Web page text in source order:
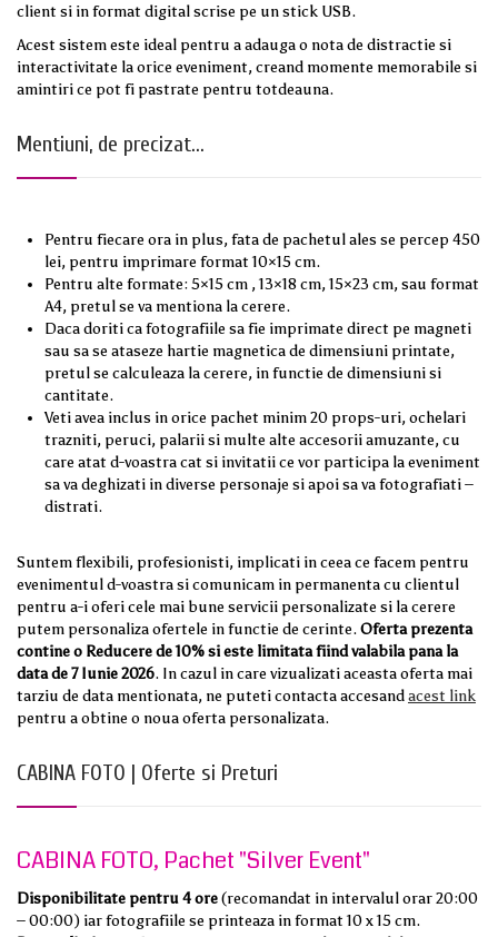
client si in format digital scrise pe un stick USB.
Acest sistem este ideal pentru a adauga o nota de distractie si
interactivitate la orice eveniment, creand momente memorabile si
amintiri ce pot fi pastrate pentru totdeauna.
Mentiuni, de precizat...
Pentru fiecare ora in plus, fata de pachetul ales se percep 450
lei, pentru imprimare format 10×15 cm.
Pentru alte formate: 5×15 cm , 13×18 cm, 15×23 cm, sau format
A4, pretul se va mentiona la cerere.
Daca doriti ca fotografiile sa fie imprimate direct pe magneti
sau sa se ataseze hartie magnetica de dimensiuni printate,
pretul se calculeaza la cerere, in functie de dimensiuni si
cantitate.
Veti avea inclus in orice pachet minim 20 props-uri, ochelari
trazniti, peruci, palarii si multe alte accesorii amuzante, cu
care atat d-voastra cat si invitatii ce vor participa la eveniment
sa va deghizati in diverse personaje si apoi sa va fotografiati –
distrati.
Suntem flexibili, profesionisti, implicati in ceea ce facem pentru
evenimentul d-voastra si comunicam in permanenta cu clientul
pentru a-i oferi cele mai bune servicii personalizate si la cerere
putem personaliza ofertele in functie de cerinte.Oferta prezenta
contine o Reducere de 10% si este limitata fiind valabila pana la
data de 7 Iunie 2026. In cazul in care vizualizati aceasta oferta mai
tarziu de data mentionata, ne puteti contacta accesandacest link
pentru a obtine o noua oferta personalizata.
CABINA FOTO | Oferte si Preturi
CABINA FOTO, Pachet "Silver Event"
Disponibilitate pentru 4 ore(recomandat in intervalul orar 20:00
– 00:00) iar fotografiile se printeaza in format 10 x 15 cm.